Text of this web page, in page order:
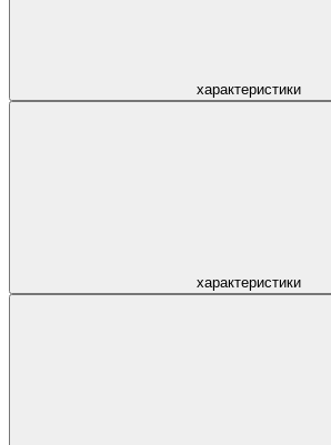
характеристики
характеристики